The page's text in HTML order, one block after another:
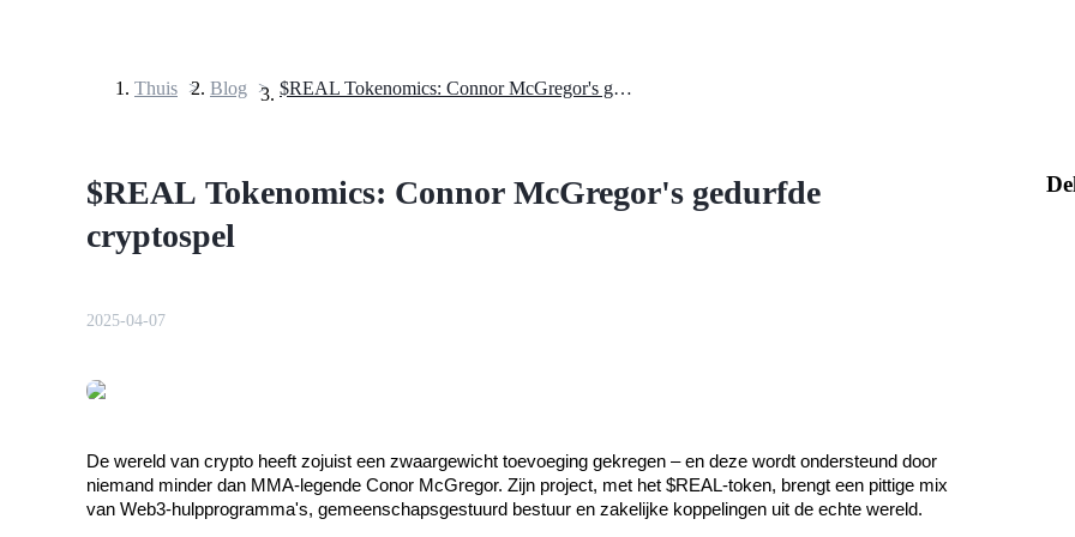
Futures met USDT als onderpand
Thuis > Blog > $REAL Tokenomics: Connor McGregor's gedurfde cryptospel
$REAL Tokenomics: Connor McGregor's gedurfde
cryptospel
2025-04-07
De wereld van crypto heeft zojuist een zwaargewicht toevoeging gekregen – en deze wordt ondersteund door
niemand minder dan MMA-legende Conor McGregor. Zijn project, met het $REAL-token, brengt een pittige mix
van Web3-hulpprogramma's, gemeenschapsgestuurd bestuur en zakelijke koppelingen uit de echte wereld.